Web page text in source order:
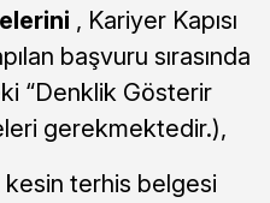
, Kariyer Kapısı
başvuru sırasında
“Denklik Gösterir
gerekmektedir.),
terhis belgesi